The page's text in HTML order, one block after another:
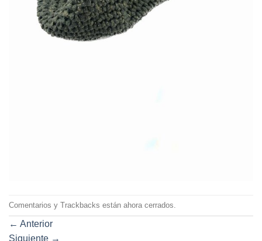
Comentarios y Trackbacks están ahora cerrados.
← Anterior
Siguiente →